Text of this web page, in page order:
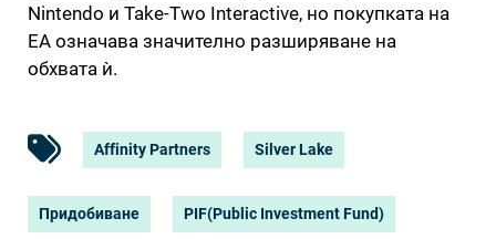
Nintendo и Take-Two Interactive, но покупката на
EA означава значително разширяване на
обхвата ѝ.
Affinity Partners Silver Lake
Придобиване PIF(Public Investment Fund)